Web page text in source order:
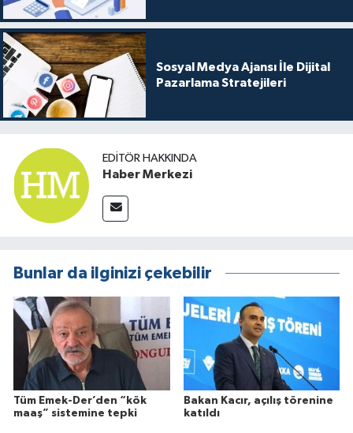
Sosyal Medya Ajansı İle Dijital
Pazarlama Stratejileri
EDITÖR HAKKINDA
Haber Merkezi
Bunlar da ilginizi çekebilir
Tüm Emek-Der’den “kök
maaş” sistemine tepki
Bakan Kacır, açılış törenine
katıldı